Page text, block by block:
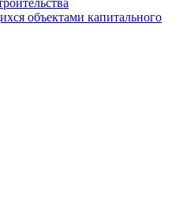
объектами капитального